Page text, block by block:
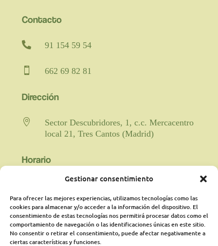
Gestionar consentimiento
Para ofrecer las mejores experiencias, utilizamos tecnologías como las
cookies para almacenar y/o acceder a la información del dispositivo. El
consentimiento de estas tecnologías nos permitirá procesar datos como el
comportamiento de navegación o las identificaciones únicas en este sitio.
No consentir o retirar el consentimiento, puede afectar negativamente a
ciertas características y funciones.
Contacto
 91 154 59 54
 662 69 82 81
Dirección

Sector Descubridores, 1, c.c. Mercacentro
local 21, Tres Cantos (Madrid)
Horario
viernes de 9:00 a 21:00 horas
ininterrumpido.
Psicología: Lunes de 18:00 a 21:00
presencialmente y martes online de 16:00a